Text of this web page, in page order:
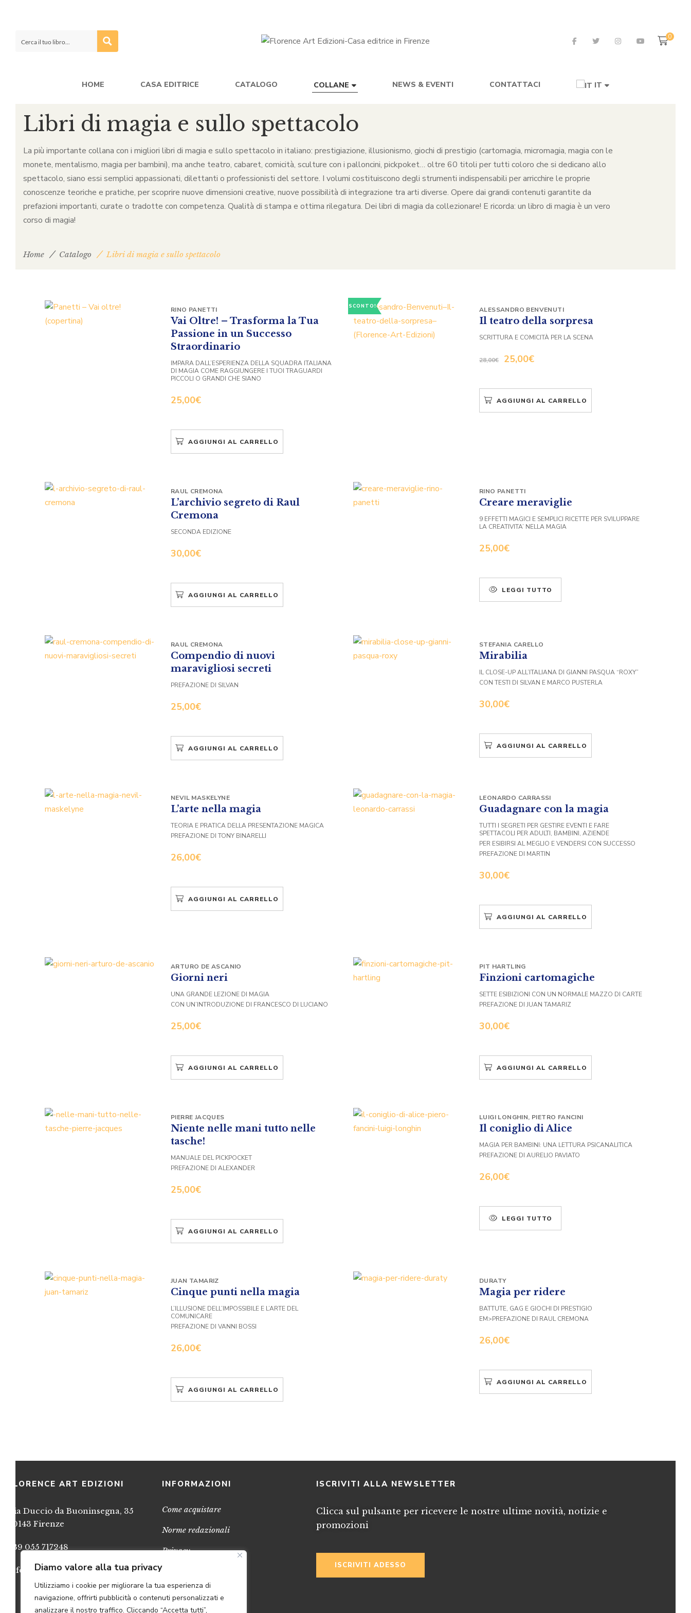
Diamo valore alla tua privacy
Utilizziamo i cookie per migliorare la tua esperienza di
navigazione, offrirti pubblicità o contenuti personalizzati e
analizzare il nostro traffico. Cliccando “Accetta tutti”,
0
HOME CASA EDITRICE CATALOGO COLLANE NEWS & EVENTI CONTATTACI IT
Libri di magia e sullo spettacolo
La più importante collana con i migliori libri di magia e sullo spettacolo in italiano: prestigiazione, illusionismo, giochi di prestigio (cartomagia, micromagia, magia con le
monete, mentalismo, magia per bambini), ma anche teatro, cabaret, comicità, sculture con i palloncini, pickpoket… oltre 60 titoli per tutti coloro che si dedicano allo
spettacolo, siano essi semplici appassionati, dilettanti o professionisti del settore. I volumi costituiscono degli strumenti indispensabili per arricchire le proprie
conoscenze teoriche e pratiche, per scoprire nuove dimensioni creative, nuove possibilità di integrazione tra arti diverse. Opere dai grandi contenuti garantite da
prefazioni importanti, curate o tradotte con competenza. Qualità di stampa e ottima rilegatura. Dei libri di magia da collezionare! E ricorda: un libro di magia è un vero
corso di magia!
Home Catalogo Libri di magia e sullo spettacolo
Vai Oltre! – Trasforma la Tua
Passione in un Successo
Straordinario
25,00€
RINO PANETTI
IMPARA DALL’ESPERIENZA DELLA SQUADRA ITALIANA
DI MAGIA COME RAGGIUNGERE I TUOI TRAGUARDI
PICCOLI O GRANDI CHE SIANO
AGGIUNGI AL CARRELLO
SCONTO!
Il teatro della sorpresa
28,00€ 25,00€
ALESSANDRO BENVENUTI
SCRITTURA E COMICITÀ PER LA SCENA
AGGIUNGI AL CARRELLO
L’archivio segreto di Raul
Cremona
30,00€
RAUL CREMONA
SECONDA EDIZIONE
AGGIUNGI AL CARRELLO
Creare meraviglie
25,00€
RINO PANETTI
9 EFFETTI MAGICI E SEMPLICI RICETTE PER SVILUPPARE
LA CREATIVITA’ NELLA MAGIA
LEGGI TUTTO
Compendio di nuovi
maravigliosi secreti
25,00€
RAUL CREMONA
PREFAZIONE DI SILVAN
AGGIUNGI AL CARRELLO
Mirabilia
30,00€
STEFANIA CARELLO
IL CLOSE-UP ALL’ITALIANA DI GIANNI PASQUA “ROXY”
CON TESTI DI SILVAN E MARCO PUSTERLA
AGGIUNGI AL CARRELLO
L’arte nella magia
26,00€
NEVIL MASKELYNE
TEORIA E PRATICA DELLA PRESENTAZIONE MAGICA
PREFAZIONE DI TONY BINARELLI
AGGIUNGI AL CARRELLO
Guadagnare con la magia
30,00€
LEONARDO CARRASSI
TUTTI I SEGRETI PER GESTIRE EVENTI E FARE
SPETTACOLI PER ADULTI, BAMBINI, AZIENDE
PER ESIBIRSI AL MEGLIO E VENDERSI CON SUCCESSO
PREFAZIONE DI MARTIN
AGGIUNGI AL CARRELLO
Giorni neri
25,00€
ARTURO DE ASCANIO
UNA GRANDE LEZIONE DI MAGIA
CON UN’INTRODUZIONE DI FRANCESCO DI LUCIANO
AGGIUNGI AL CARRELLO
Finzioni cartomagiche
30,00€
PIT HARTLING
SETTE ESIBIZIONI CON UN NORMALE MAZZO DI CARTE
PREFAZIONE DI JUAN TAMARIZ
AGGIUNGI AL CARRELLO
Niente nelle mani tutto nelle
tasche!
25,00€
PIERRE JACQUES
MANUALE DEL PICKPOCKET
PREFAZIONE DI ALEXANDER
AGGIUNGI AL CARRELLO
Il coniglio di Alice
26,00€
LUIGI LONGHIN, PIETRO FANCINI
MAGIA PER BAMBINI: UNA LETTURA PSICANALITICA
PREFAZIONE DI AURELIO PAVIATO
LEGGI TUTTO
Cinque punti nella magia
26,00€
JUAN TAMARIZ
L’ILLUSIONE DELL’IMPOSSIBILE E L’ARTE DEL
COMUNICARE
PREFAZIONE DI VANNI BOSSI
AGGIUNGI AL CARRELLO
Magia per ridere
26,00€
DURATY
BATTUTE, GAG E GIOCHI DI PRESTIGIO
EM>PREFAZIONE DI RAUL CREMONA
AGGIUNGI AL CARRELLO
FLORENCE ART EDIZIONI
Via Duccio da Buoninsegna, 35
50143 Firenze
+39 055 717248
info@FlorenceArtEdizioni.com
INFORMAZIONI
Come acquistare
Norme redazionali
Privacy
Credits
ISCRIVITI ALLA NEWSLETTER
Clicca sul pulsante per ricevere le nostre ultime novità, notizie e
promozioni
ISCRIVITI ADESSO